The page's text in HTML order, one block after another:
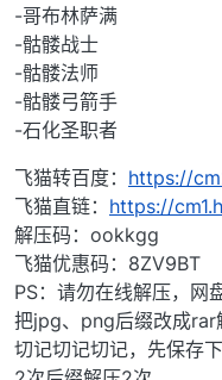
-哥布林萨满
-骷髅战士
-骷髅法师
-骷髅弓箭手
-石化圣职者
飞猫转百度： https://
飞猫直链： https://
解压码：ookkgg
飞猫优惠码：8ZV9BT
PS：请勿在线解压，网
把jpg、png后缀改成rar
切记切记切记，先保存